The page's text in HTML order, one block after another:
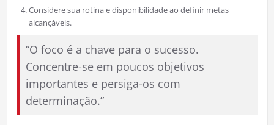
Considere sua rotina e disponibilidade ao definir metas
alcançáveis.
“O foco é a chave para o sucesso.
Concentre-se em poucos objetivos
importantes e persiga-os com
determinação.”